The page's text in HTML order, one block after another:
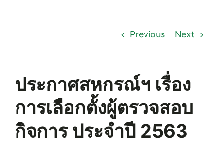
Previous Next
ประกาศสหกรณ์ฯ เรื่อง
การเลือกตั้งผู้ตรวจสอบ
กิจการ ประจำปี 2563